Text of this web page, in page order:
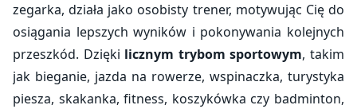
zegarka, działa jako osobisty trener, motywując Cię do
osiągania lepszych wyników i pokonywania kolejnych
przeszkód. Dzięki licznym trybom sportowym, takim
jak bieganie, jazda na rowerze, wspinaczka, turystyka
piesza, skakanka, fitness, koszykówka czy badminton,